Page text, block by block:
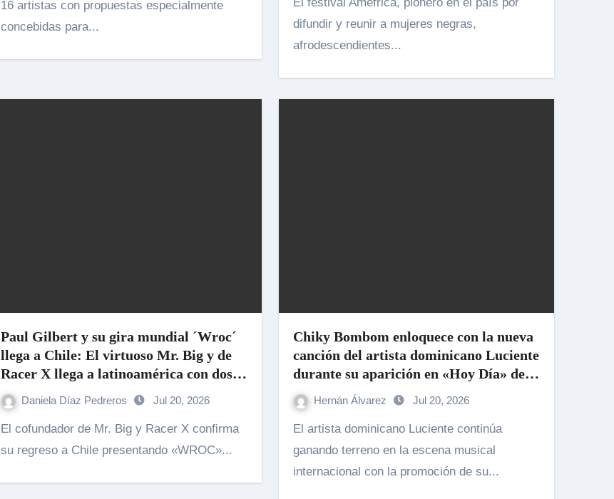
16 artistas con propuestas especialmente
concebidas para...
difundir y reunir a mujeres negras,
afrodescendientes...
Paul Gilbert y su gira mundial ´Wroc´
llega a Chile: El virtuoso Mr. Big y de
Racer X llega a latinoamérica con dos
fechas
Daniela Díaz Pedreros Jul 20, 2026
El cofundador de Mr. Big y Racer X confirma
su regreso a Chile presentando «WROC»...
Chiky Bombom enloquece con la nueva
canción del artista dominicano Luciente
durante su aparición en «Hoy Día» de
Telemundo promocionando su nuevo
sencillo «Mírame»
Hernán Álvarez Jul 20, 2026
El artista dominicano Luciente continúa
ganando terreno en la escena musical
internacional con la promoción de su...